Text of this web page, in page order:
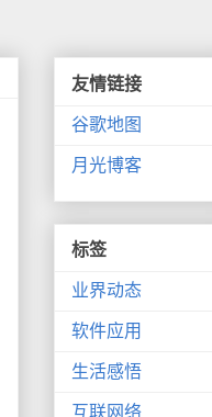
友情链接
谷歌地图
月光博客
标签
业界动态
软件应用
生活感悟
互联网络